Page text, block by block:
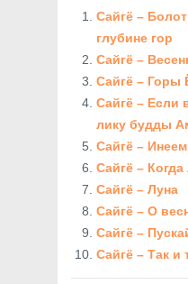
Сайгё –
глубине гор
Сайгё –
Сайгё – Горы
Сайгё – Если
лику будды
Сайгё –
Сайгё –
Сайгё – Луна
Сайгё – О
Сайгё –
Сайгё – Так и